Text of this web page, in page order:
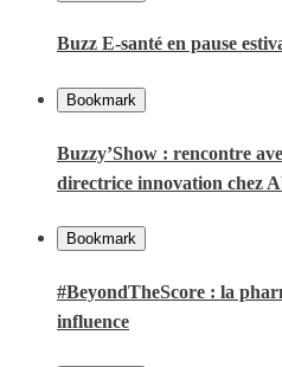
Buzz E-santé en pause
Bookmark
Buzzy’Show : rencontre
directrice innovation chez
Bookmark
#BeyondTheScore : la
influence